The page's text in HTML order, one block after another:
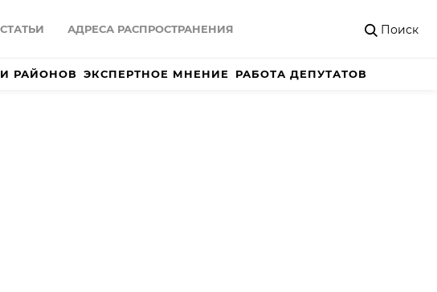
СТАТЬИ АДРЕСА РАСПРОСТРАНЕНИЯ Поиск
РАЙОНОВ ЭКСПЕРТНОЕ МНЕНИЕ РАБОТА ДЕПУТАТОВ